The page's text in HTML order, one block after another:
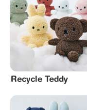
Recycle Teddy